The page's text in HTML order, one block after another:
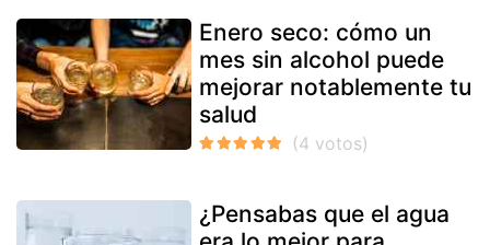
Enero seco: cómo un
mes sin alcohol puede
mejorar notablemente tu
salud
¿Pensabas que el agua